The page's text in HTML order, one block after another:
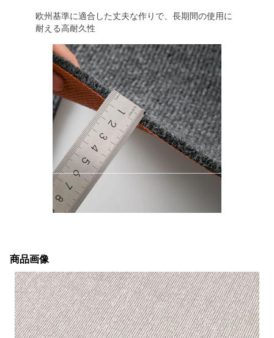
欧州基準に適合した丈夫な作りで、長期間の使用に
耐える高耐久性
商品画像